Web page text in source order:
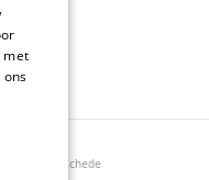
Enschede
met